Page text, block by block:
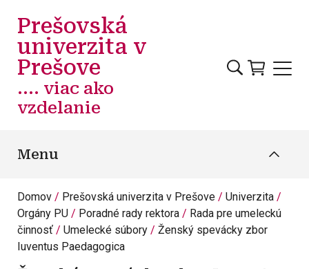
Prešovská
univerzita v
Prešove
.... viac ako
vzdelanie
Menu
Domov Prešovská univerzita v Prešove
Univerzita
Orgány PU
Poradné rady rektora
Rada pre umeleckú
činnosť
Umelecké súbory
Ženský spevácky zbor
Iuventus Paedagogica